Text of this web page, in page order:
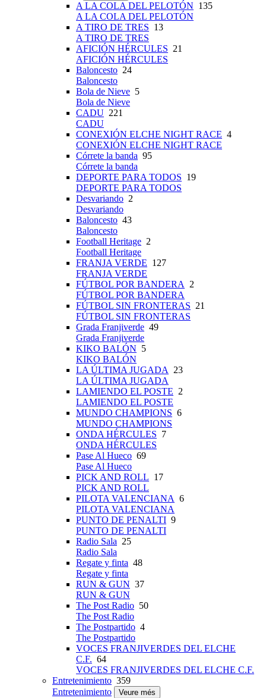
A LA COLA DEL PELOTÓN 135
A LA COLA DEL PELOTÓN
A TIRO DE TRES 13
A TIRO DE TRES
AFICIÓN HÉRCULES 21
AFICIÓN HÉRCULES
Baloncesto 24
Baloncesto
Bola de Nieve 5
Bola de Nieve
CADU 221
CADU
CONEXIÓN ELCHE NIGHT RACE 4
CONEXIÓN ELCHE NIGHT RACE
Córrete la banda 95
Córrete la banda
DEPORTE PARA TODOS 19
DEPORTE PARA TODOS
Desvariando 2
Desvariando
Baloncesto 43
Baloncesto
Football Heritage 2
Football Heritage
FRANJA VERDE 127
FRANJA VERDE
FÚTBOL POR BANDERA
2
FÚTBOL POR BANDERA
FÚTBOL SIN FRONTERAS 21
FÚTBOL SIN FRONTERAS
Grada Franjiverde 49
Grada Franjiverde
KIKO BALÓN 5
KIKO BALÓN
LA ÚLTIMA JUGADA
23
LA ÚLTIMA JUGADA
LAMIENDO EL POSTE 2
LAMIENDO EL POSTE
MUNDO CHAMPIONS 6
MUNDO CHAMPIONS
ONDA HÉRCULES 7
ONDA HÉRCULES
Pase Al Hueco 69
Pase Al Hueco
PICK AND ROLL 17
PICK AND ROLL
PILOTA VALENCIANA 6
PILOTA VALENCIANA
PUNTO DE PENALTI 9
PUNTO DE PENALTI
Radio Sala 25
Radio Sala
Regate y finta 48
Regate y finta
RUN & GUN 37
RUN & GUN
The Post Radio 50
The Post Radio
The Postpartido 4
The Postpartido
VOCES FRANJIVERDES DEL ELCHE
C.F. 64
VOCES FRANJIVERDES DEL ELCHE C.F.
Entretenimiento 359
Entretenimiento
Veure més